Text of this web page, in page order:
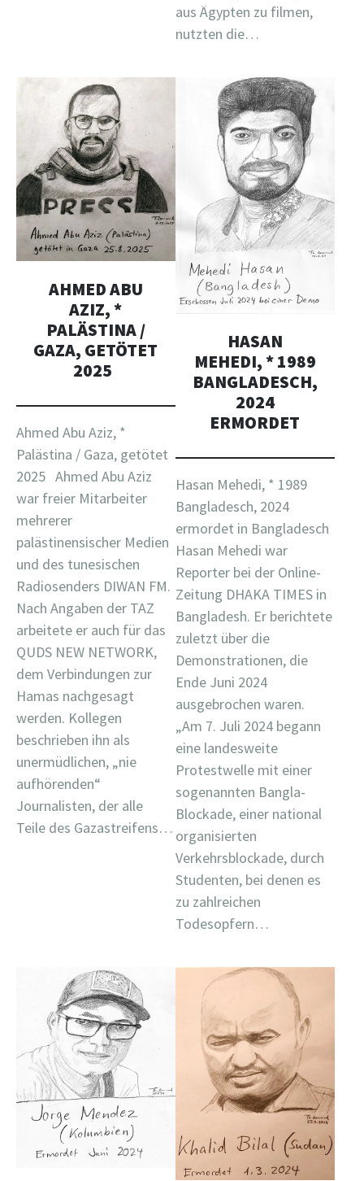
aus Ägypten zu filmen,
nutzten die…
AHMED ABU
AZIZ, *
PALÄSTINA /
GAZA, GETÖTET
2025
Ahmed Abu Aziz, *
Palästina / Gaza, getötet
2025 Ahmed Abu Aziz
war freier Mitarbeiter
mehrerer
palästinensischer Medien
und des tunesischen
Radiosenders DIWAN FM.
Nach Angaben der TAZ
arbeitete er auch für das
QUDS NEW NETWORK,
dem Verbindungen zur
Hamas nachgesagt
werden. Kollegen
beschrieben ihn als
unermüdlichen, „nie
aufhörenden“
Journalisten, der alle
Teile des Gazastreifens…
HASAN
MEHEDI, * 1989
BANGLADESCH,
2024
ERMORDET
Hasan Mehedi, * 1989
Bangladesch, 2024
ermordet in Bangladesch
Hasan Mehedi war
Reporter bei der Online-
Zeitung DHAKA TIMES in
Bangladesh. Er berichtete
zuletzt über die
Demonstrationen, die
Ende Juni 2024
ausgebrochen waren.
„Am 7. Juli 2024 begann
eine landesweite
Protestwelle mit einer
sogenannten Bangla-
Blockade, einer national
organisierten
Verkehrsblockade, durch
Studenten, bei denen es
zu zahlreichen
Todesopfern…